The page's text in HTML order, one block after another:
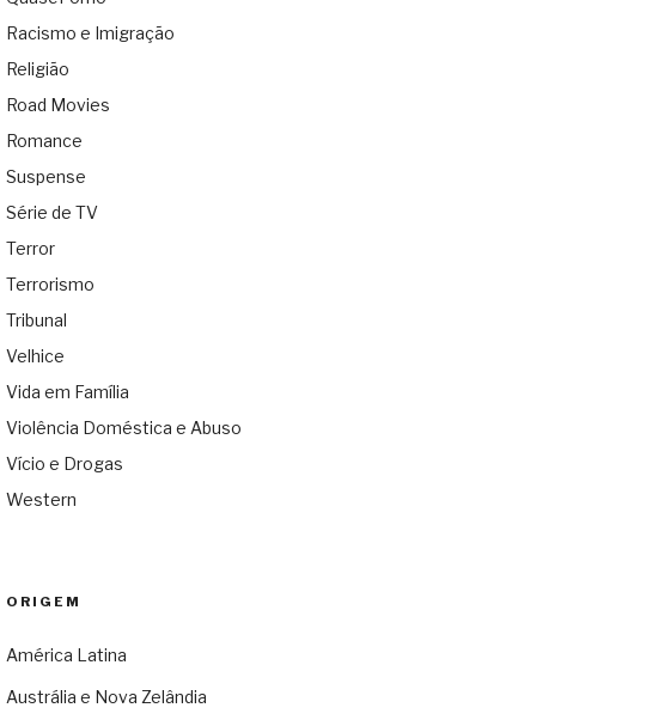
Racismo e Imigração
Religião
Road Movies
Romance
Suspense
Série de TV
Terror
Terrorismo
Tribunal
Velhice
Vida em Família
Violência Doméstica e Abuso
Vício e Drogas
Western
ORIGEM
América Latina
Austrália e Nova Zelândia